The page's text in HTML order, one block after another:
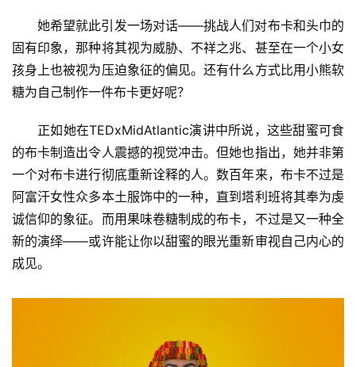
她希望就此引发一场对话——挑战人们对布卡和头巾的
固有印象，那种将其视为威胁、不祥之兆、甚至在一个小女
孩身上也被视为压迫象征的偏见。还有什么方式比用小熊软
糖为自己制作一件布卡更好呢？
正如她在TEDxMidAtlantic演讲中所说，这些甜蜜可食
的布卡制造出令人震撼的视觉冲击。但她也指出，她并非第
一个对布卡进行彻底重新诠释的人。数百年来，布卡不过是
阿富汗女性众多本土服饰中的一种，直到塔利班将其奉为虔
诚信仰的象征。而用果味卷糖制成的布卡，不过是又一种全
新的演绎——或许能让你以甜蜜的眼光重新审视自己内心的
成见。